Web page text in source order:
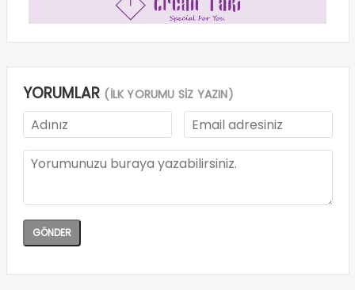
YORUMLAR (İLK YORUMU SİZ YAZIN)